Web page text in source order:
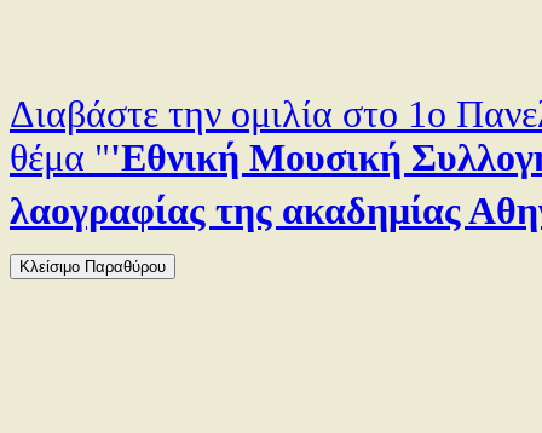
Διαβάστε την ομιλία στο 1ο
θέμα "'Εθνική Μουσική
λαογραφίας της ακαδημίας